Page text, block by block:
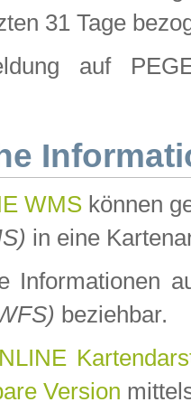
31 Tage
auf
WMS können
in eine
Informationen
beziehbar.
Version